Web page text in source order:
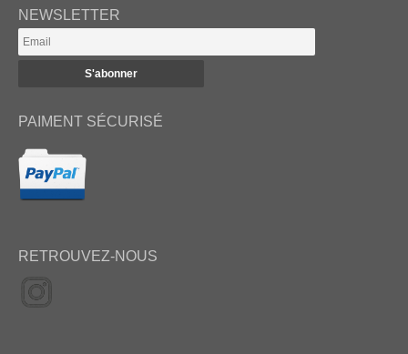
NEWSLETTER
PAIMENT SÉCURISÉ
RETROUVEZ-NOUS